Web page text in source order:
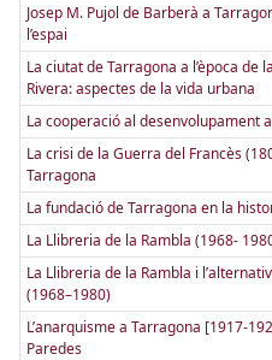
Josep M. Pujol de Barberà a
l’espai
La ciutat de Tarragona a l’època de
Rivera: aspectes de la vida urbana
La cooperació al desenvolupament a
La crisi de la Guerra del Francès
Tarragona
La fundació de Tarragona en la
La Llibreria de la Rambla (1968-
La Llibreria de la Rambla i
(1968–1980)
L’anarquisme a Tarragona [1917-
Paredes